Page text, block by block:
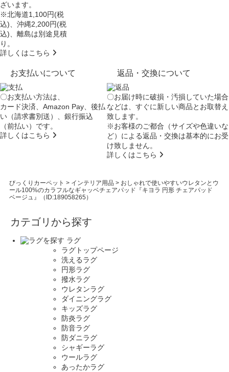
ざいます。
※北海道1,100円(税
込)、沖縄2,200円(税
込)、離島は別途見積
り。
詳しくはこちら
お支払いについて
〇お支払い方法は、
カード決済、Amazon Pay、後払
い（請求書別送）、銀行振込
（前払い）です。
詳しくはこちら
返品・交換について
〇お届け時に破損・汚損していた場合
などは、すぐに新しい商品とお取替え
致します。
※お客様のご都合（サイズや色違いな
ど）による返品・交換は基本的にお受
け致しません。
詳しくはこちら
びっくりカーペット > インテリア用品 > おしゃれで使いやすいウレタンとウ
ール100%のカラフルなギャッベチェアパッド『キヨラ 円形 チェアパッド
ベージュ』（ID:189058265）
カテゴリから探す
ラグ
ラグトップページ
洗えるラグ
円形ラグ
撥水ラグ
ウレタンラグ
ダイニングラグ
キッズラグ
防炎ラグ
防音ラグ
防ダニラグ
シャギーラグ
ウールラグ
あったかラグ